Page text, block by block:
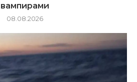
вампирами
08.08.2026